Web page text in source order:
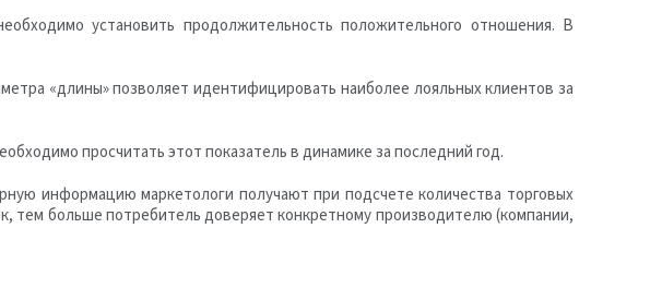
установить продолжительность положительного отношения. В
«длины» позволяет идентифицировать наиболее лояльных клиентов за
просчитать этот показатель в динамике за последний год.
информацию маркетологи получают при подсчете количества торговых
тем больше потребитель доверяет конкретному производителю (компании,